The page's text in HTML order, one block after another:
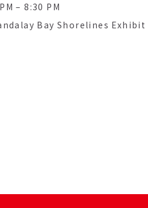
– 8:30 PM
Bay Shorelines Exhibit